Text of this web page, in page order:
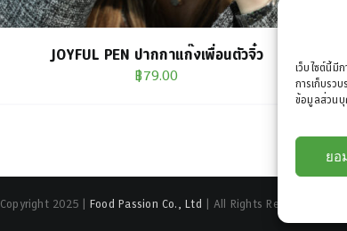
เว็บไซต์นี้มี
การเก็บรว
ข้อมูลส่วนบุ
ยอ
JOYFUL PEN ปากกาแก๊งเพื่อนตัวจิ๋ว
฿79.00
Copyright 2025 | Food Passion Co., Ltd | All Rights Reserved